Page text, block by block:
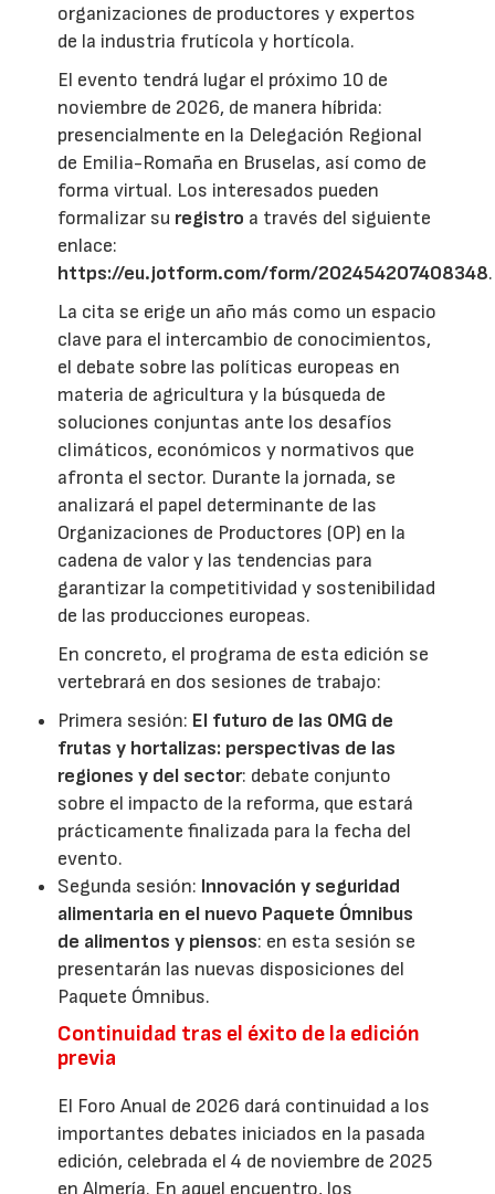
organizaciones de productores y expertos
de la industria frutícola y hortícola.
El evento tendrá lugar el próximo 10 de
noviembre de 2026, de manera híbrida:
presencialmente en la Delegación Regional
de Emilia-Romaña en Bruselas, así como de
forma virtual. Los interesados pueden
formalizar su registro a través del siguiente
enlace:
https://eu.jotform.com/form/202454207408348.
La cita se erige un año más como un espacio
clave para el intercambio de conocimientos,
el debate sobre las políticas europeas en
materia de agricultura y la búsqueda de
soluciones conjuntas ante los desafíos
climáticos, económicos y normativos que
afronta el sector. Durante la jornada, se
analizará el papel determinante de las
Organizaciones de Productores (OP) en la
cadena de valor y las tendencias para
garantizar la competitividad y sostenibilidad
de las producciones europeas.
En concreto, el programa de esta edición se
vertebrará en dos sesiones de trabajo:
Primera sesión: El futuro de las OMG de
frutas y hortalizas: perspectivas de las
regiones y del sector: debate conjunto
sobre el impacto de la reforma, que estará
prácticamente finalizada para la fecha del
evento.
Segunda sesión: Innovación y seguridad
alimentaria en el nuevo Paquete Ómnibus
de alimentos y piensos: en esta sesión se
presentarán las nuevas disposiciones del
Paquete Ómnibus.
Continuidad tras el éxito de la edición
previa
El Foro Anual de 2026 dará continuidad a los
importantes debates iniciados en la pasada
edición, celebrada el 4 de noviembre de 2025